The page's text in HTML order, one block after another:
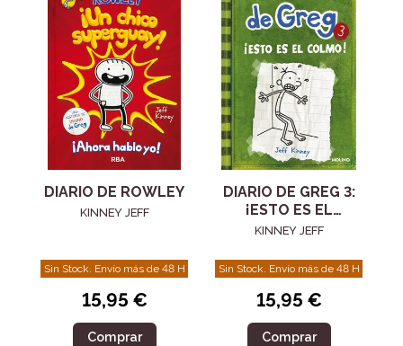
DIARIO DE ROWLEY
KINNEY JEFF
Sin Stock. Envío más de 48 H
15,95 €
Comprar
DIARIO DE GREG 3:
¡ESTO ES EL
COLMO!
KINNEY JEFF
Sin Stock. Envío más de 48 H
15,95 €
Comprar